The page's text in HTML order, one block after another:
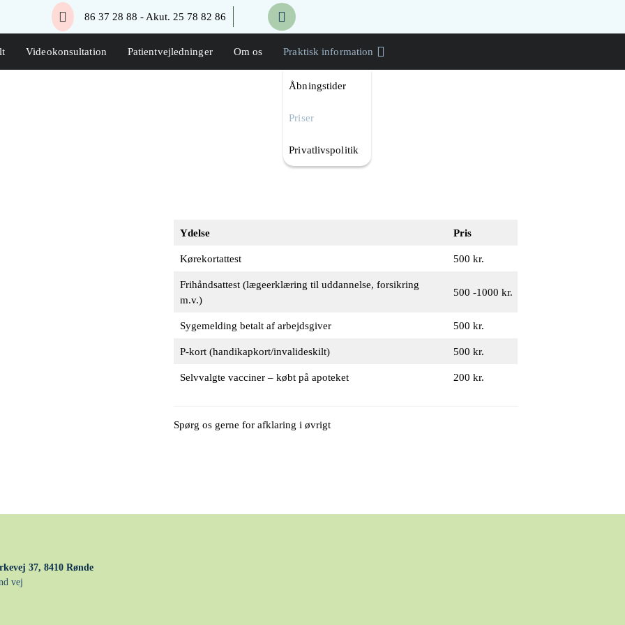
Lægerne Ulrich & Stork
Lægerne Ulrich & Stork
86 37 28 88 - Akut. 25 78 82 86
Videokonsultation Patientvejledninger Om os Praktisk information
Åbningstider
Priser
Privatlivspolitik
Ydelse Pris
Kørekortattest 500 kr.
Frihåndsattest (lægeerklæring til uddannelse, forsikring
m.v.)
500 -1000 kr.
Sygemelding betalt af arbejdsgiver 500 kr.
P-kort (handikapkort/invalideskilt) 500 kr.
Selvvalgte vacciner – købt på apoteket 200 kr.
Spørg os gerne for afklaring i øvrigt
37, 8410 Rønde
vej